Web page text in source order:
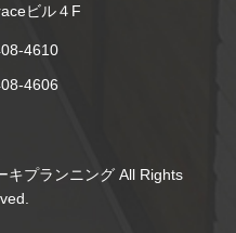
ビル４F
4610
4606
プランニング All Rights